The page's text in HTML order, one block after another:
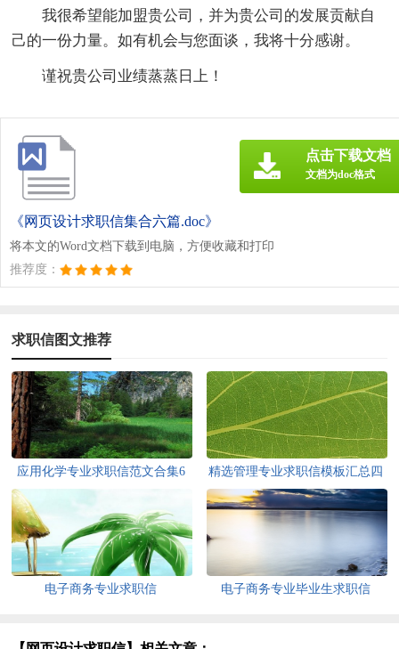
我很希望能加盟贵公司，并为贵公司的发展贡献自
己的一份力量。如有机会与您面谈，我将十分感谢。
谨祝贵公司业绩蒸蒸日上！
《网页设计求职信集合六篇.doc》
将本文的Word文档下载到电脑，方便收藏和打印
推荐度：
点击下载文档
文档为doc格式
求职信图文推荐
应用化学专业求职信范文合集6
精选管理专业求职信模板汇总四
篇
电子商务专业求职信 电子商务专业毕业生求职信